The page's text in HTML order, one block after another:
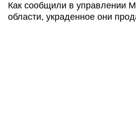
Как сообщили в управлении
области, украденное они